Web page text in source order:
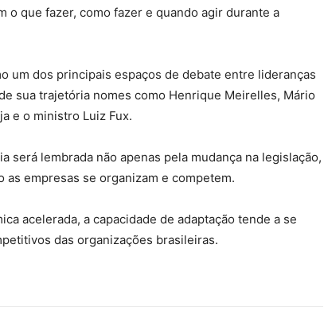
o que fazer, como fazer e quando agir durante a
um dos principais espaços de debate entre lideranças
sua trajetória nomes como Henrique Meirelles, Mário
e o ministro Luiz Fux.
será lembrada não apenas pela mudança na legislação,
as empresas se organizam e competem.
acelerada, a capacidade de adaptação tende a se
das organizações brasileiras.